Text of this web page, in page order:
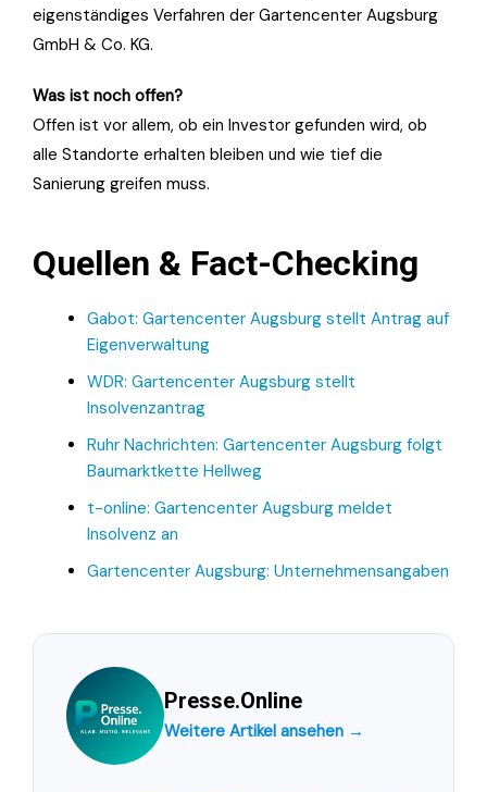
eigenständiges Verfahren der Gartencenter Augsburg
GmbH & Co. KG.
Was ist noch offen?
Offen ist vor allem, ob ein Investor gefunden wird, ob
alle Standorte erhalten bleiben und wie tief die
Sanierung greifen muss.
Quellen & Fact-Checking
Gabot: Gartencenter Augsburg stellt Antrag auf
Eigenverwaltung
WDR: Gartencenter Augsburg stellt
Insolvenzantrag
Ruhr Nachrichten: Gartencenter Augsburg folgt
Baumarktkette Hellweg
t-online: Gartencenter Augsburg meldet
Insolvenz an
Gartencenter Augsburg: Unternehmensangaben
Presse.Online
Weitere Artikel ansehen →